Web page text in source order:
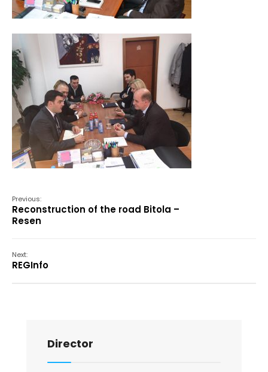
Previous:
Reconstruction of the road Bitola –
Resen
Next:
REGInfo
Director